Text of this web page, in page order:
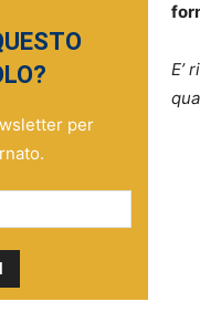
per
E’